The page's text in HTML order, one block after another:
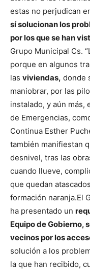
estas no perjudican
sí solucionan los
por los que se han
Grupo Municipal Cs.
porque en algunos
las viviendas, donde
maniobrar, por las
instalado, y aún más,
de Emergencias,
Continua Esther
también manifiestan
desnivel, tras las
cuando llueve,
que quedan
formación naranja.El
ha presentado un
Equipo de Gobierno,
vecinos por los
solución a los
la que han recibido,